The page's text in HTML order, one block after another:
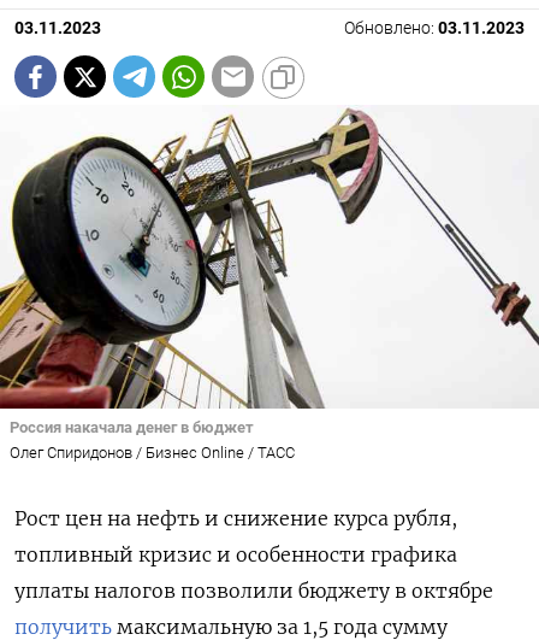
03.11.2023 Обновлено: 03.11.2023
Россия накачала денег в бюджет
Олег Спиридонов / Бизнес Online / ТАСС
Рост цен на нефть и снижение курса рубля,
топливный кризис и особенности графика
уплаты налогов позволили бюджету в октябре
получить максимальную за 1,5 года сумму